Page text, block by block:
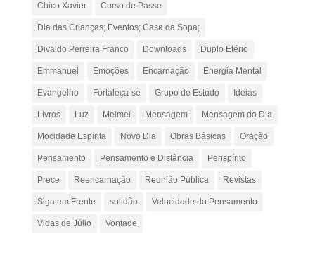
Chico Xavier Curso de Passe
Dia das Crianças; Eventos; Casa da Sopa;
Divaldo Perreira Franco Downloads Duplo Etério
Emmanuel Emoções Encarnação Energia Mental
Evangelho Fortaleça-se Grupo de Estudo Ideias
Livros Luz Meimei Mensagem Mensagem do Dia
Mocidade Espírita Novo Dia Obras Básicas Oração
Pensamento Pensamento e Distância Perispírito
Prece Reencarnação Reunião Pública Revistas
Siga em Frente solidão Velocidade do Pensamento
Vidas de Júlio Vontade